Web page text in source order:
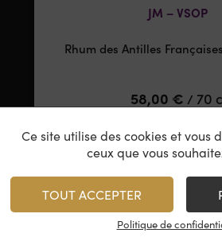
JM – VSOP
Rhum des Antilles
58,00 € / 70
Stock limité
Ce site utilise des cookies et vous
ceux que vous
TOUT ACCEPTER
Politique de